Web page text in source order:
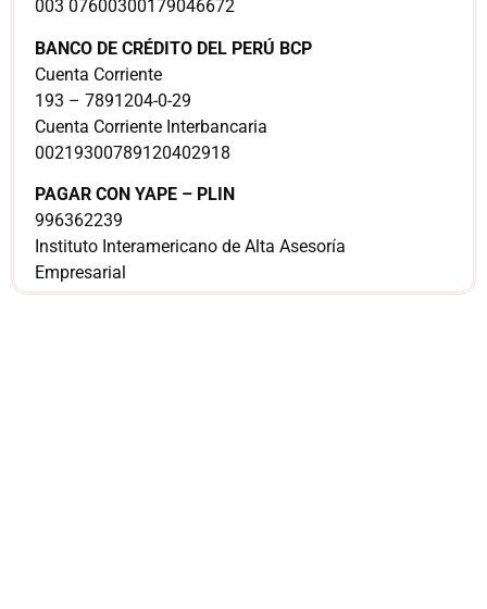
003 07600300179046672
BANCO DE CRÉDITO DEL PERÚ BCP
Cuenta Corriente
193 – 7891204-0-29
Cuenta Corriente Interbancaria
00219300789120402918
PAGAR CON YAPE – PLIN
996362239
Instituto Interamericano de Alta Asesoría
Empresarial